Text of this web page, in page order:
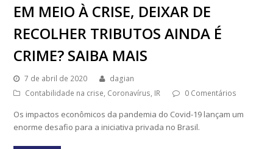
EM MEIO À CRISE, DEIXAR DE
RECOLHER TRIBUTOS AINDA É
CRIME? SAIBA MAIS
7 de abril de 2020
dagian
Contabilidade na crise, Coronavírus, IR 0 Comentários
Os impactos econômicos da pandemia do Covid-19 lançam um
enorme desafio para a iniciativa privada no Brasil.